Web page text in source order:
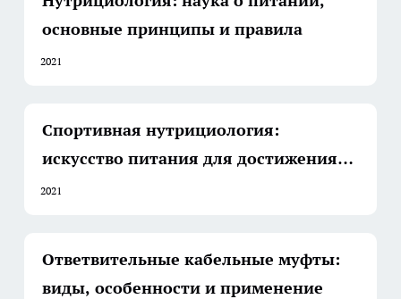
основные принципы и правила
2021
Спортивная нутрициология:
искусство питания для достижения
спортивных целей
2021
Ответвительные кабельные муфты:
виды, особенности и применение